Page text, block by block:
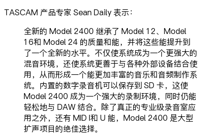
TASCAM 产品专家 Sean Daily 表示：
全新的 Model 2400 继承了 Model 12、Model
16和 Model 24 的质量和能，并将这些能提升到
了一个全新的水平。不仅使系统成为一个更强大的
混音环境，还使系统更善于与各种外部设备结合使
用，从而形成一个能更加丰富的音乐和音频制作系
统。内置的数字录音机可以保存到 SD 卡，这使
Model 2400 成为一个强大的录制环境，同时仍能
轻松地与 DAW 结合。除了真正的专业级录音室应
用之外，还有 MID I和 U 能，Model 2400 是大型
扩声项目的绝佳选择。